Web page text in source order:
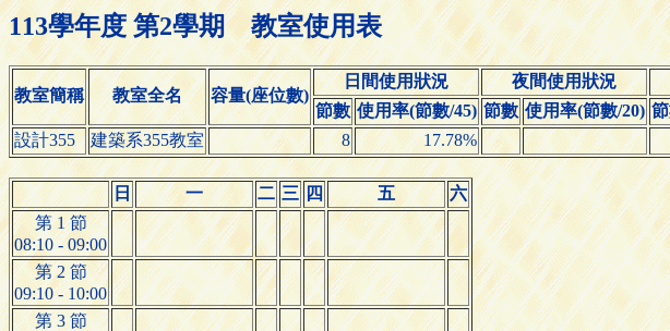
113學年度 第2學期 教室使用表
教室簡稱 教室全名 容量(座位數)
日間使用狀況 夜間使用狀況
節數 使用率(節數/45) 節數 使用率(節數/20)
設計355
建築系355教室 8 17.78%
日 一 二 三 四 五
六
第 1 節
08:10 - 09:00
第 2 節
09:10 - 10:00
第 3 節